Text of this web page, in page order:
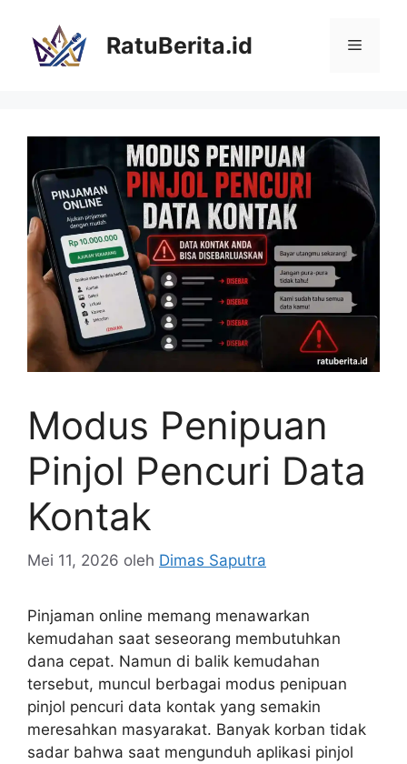
RatuBerita.id Menu
Modus Penipuan
Pinjol Pencuri Data
Kontak
Mei 11, 2026 oleh Dimas Saputra
Pinjaman online memang menawarkan
kemudahan saat seseorang membutuhkan
dana cepat. Namun di balik kemudahan
tersebut, muncul berbagai modus penipuan
pinjol pencuri data kontak yang semakin
meresahkan masyarakat. Banyak korban tidak
sadar bahwa saat mengunduh aplikasi pinjol